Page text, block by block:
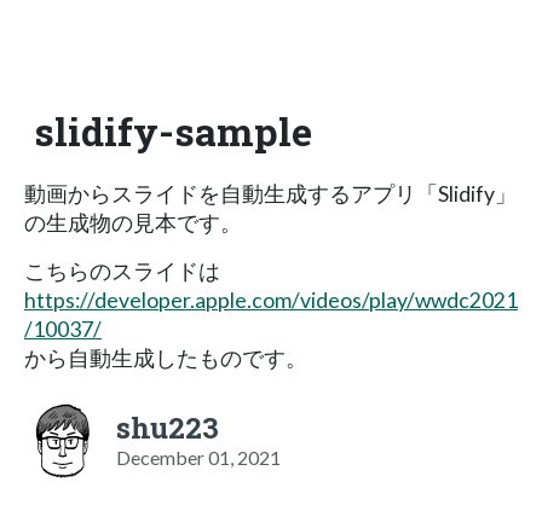
slidify-sample
動画からスライドを自動生成するアプリ「Slidify」
の生成物の見本です。
こちらのスライドは
https://developer.apple.com/videos/play/wwdc2021
/10037/
から自動生成したものです。
shu223
December 01, 2021